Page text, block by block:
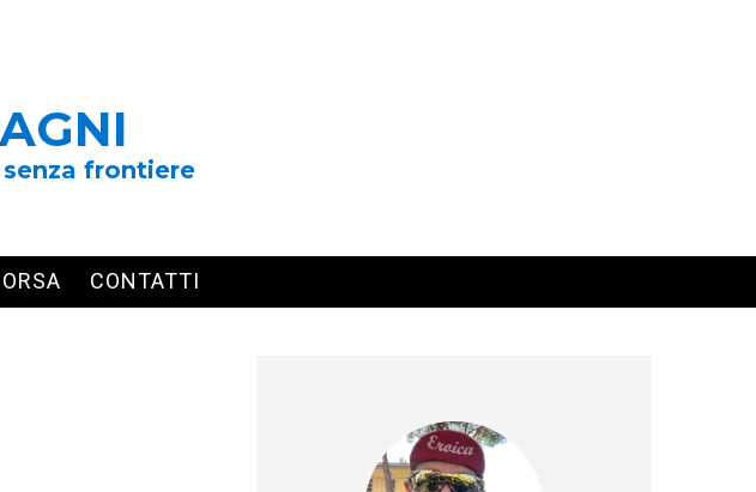
frontiere
CONTATTI